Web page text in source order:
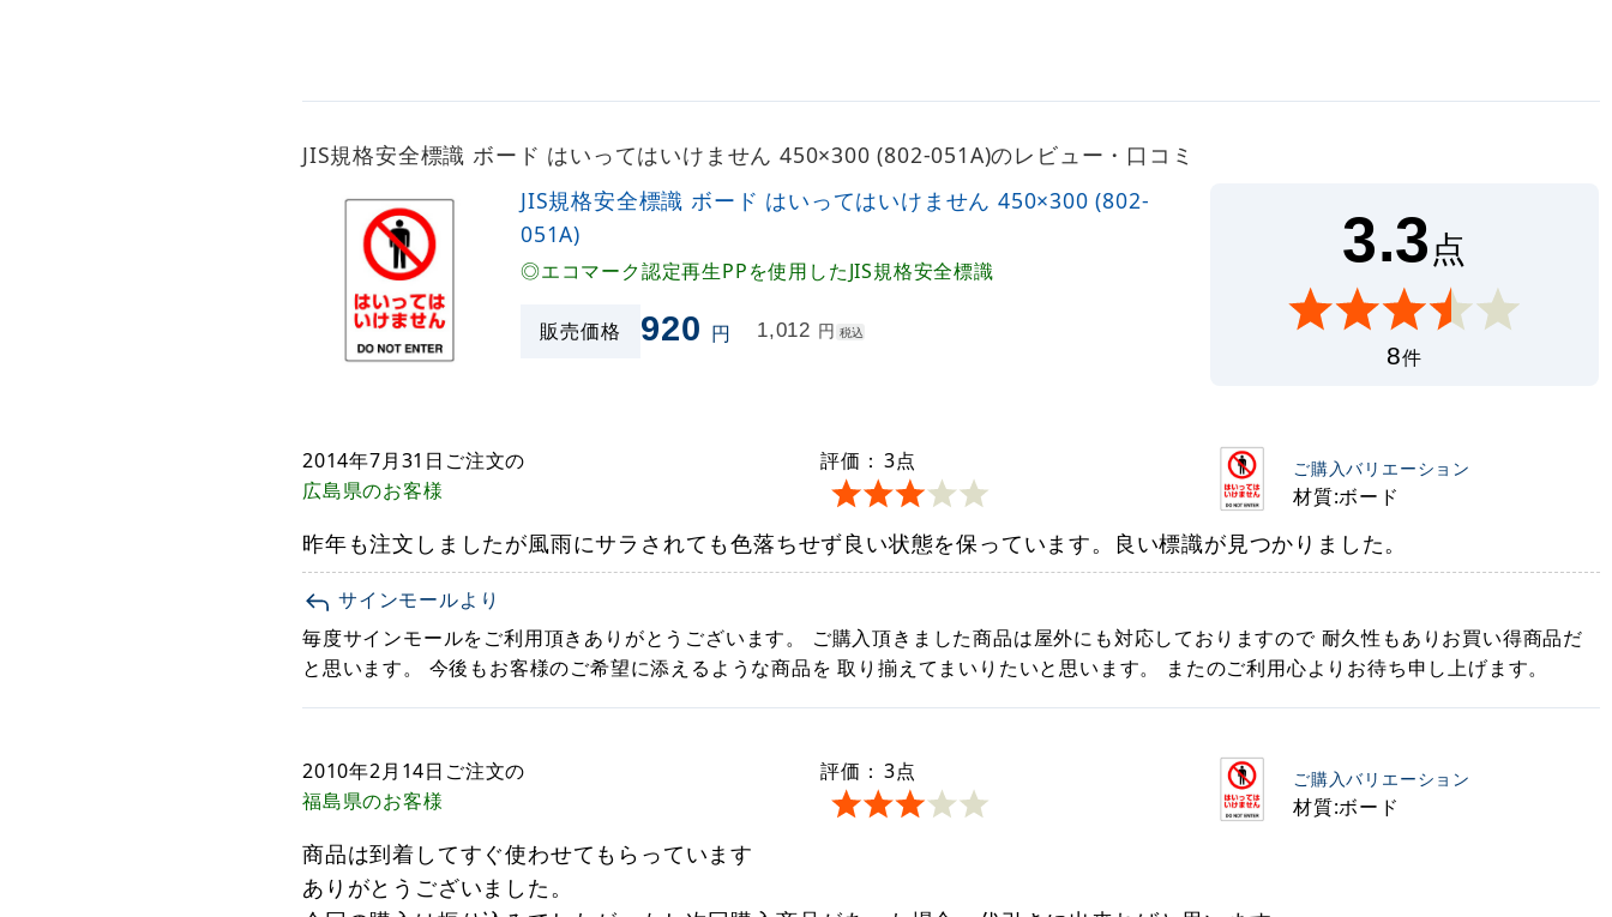
JIS規格安全標識 ボード はいってはいけません 450×300 (802-051A)のレビュー・口コミ
JIS規格安全標識 ボード はいってはいけません 450×300 (802-
051A)
◎エコマーク認定再生PPを使用したJIS規格安全標識
販売価格 920 円 1,012 円 税込
3.3点
8件
2014年7月31日 ご注文の
広島県のお客様
評価： 3点 ご購入バリエーション
材質:ボード
昨年も注文しましたが風雨にサラされても色落ちせず良い状態を保っています。良い標識が見つかりました。
サインモールより
毎度サインモールをご利用頂きありがとうございます。 ご購入頂きました商品は屋外にも対応しておりますので 耐久性もありお買い得商品だ
と思います。 今後もお客様のご希望に添えるような商品を 取り揃えてまいりたいと思います。 またのご利用心よりお待ち申し上げます。
2010年2月14日 ご注文の
福島県のお客様
評価： 3点 ご購入バリエーション
材質:ボード
商品は到着してすぐ使わせてもらっています
ありがとうございました。